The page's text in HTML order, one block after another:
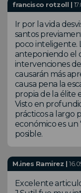
francisco rotzoll |
Ir por la vida
santos
poco inteligente.
anteponiendo el
intervenciones
causarán más
causa pena la
propia de la élite
Visto en
prácticos a largo
económico es
posible.
M.ines Ramirez |
Excelente